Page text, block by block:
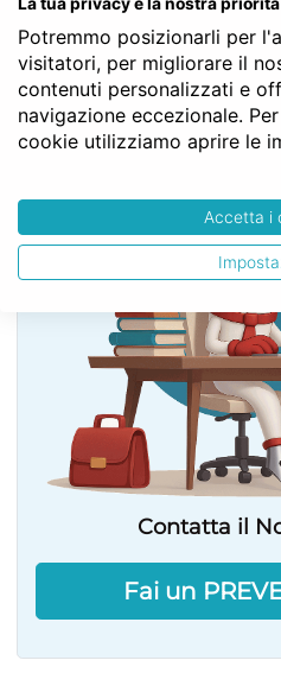
Sezione II - Dei diritti
Art. 996
SERVE LA
Contatta il
Fai un
Potremmo posizionarli per
visitatori, per migliorare il
contenuti personalizzati e
navigazione eccezionale.
cookie utilizziamo aprire le
Accetta i